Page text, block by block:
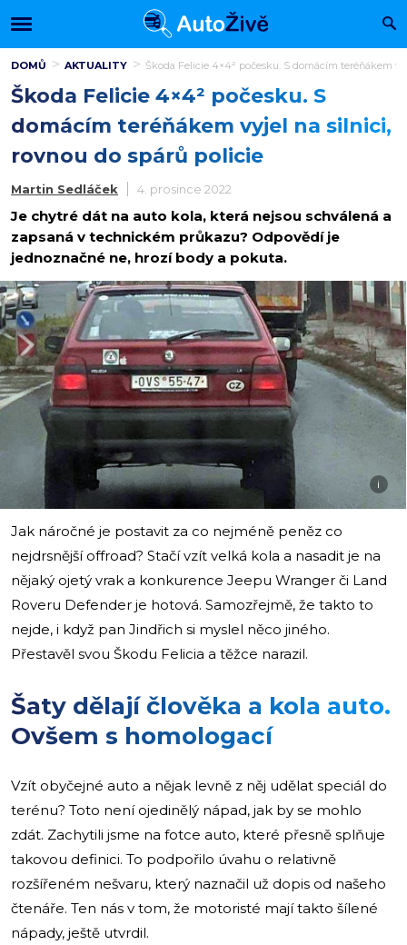
DOMŮ AKTUALITY Škoda Felicie 4×4² počesku. S domácím teréňákem
Škoda Felicie 4×4² počesku. S
domácím teréňákem vyjel na silnici,
rovnou do spárů policie
Martin Sedláček 4. prosince 2022
Je chytré dát na auto kola, která nejsou schválená a
zapsaná v technickém průkazu? Odpovědí je
jednoznačné ne, hrozí body a pokuta.
i
Jak náročné je postavit za co nejméně peněz co
nejdrsnější offroad? Stačí vzít velká kola a nasadit je na
nějaký ojetý vrak a konkurence Jeepu Wranger či Land
Roveru Defender je hotová. Samozřejmě, že takto to
nejde, i když pan Jindřich si myslel něco jiného.
Přestavěl svou Škodu Felicia a těžce narazil.
Šaty dělají člověka a kola auto.
Ovšem s homologací
Vzít obyčejné auto a nějak levně z něj udělat speciál do
terénu? Toto není ojedinělý nápad, jak by se mohlo
zdát. Zachytili jsme na fotce auto, které přesně splňuje
takovou definici. To podpořilo úvahu o relativně
rozšířeném nešvaru, který naznačil už dopis od našeho
čtenáře. Ten nás v tom, že motoristé mají takto šílené
nápady, ještě utvrdil.